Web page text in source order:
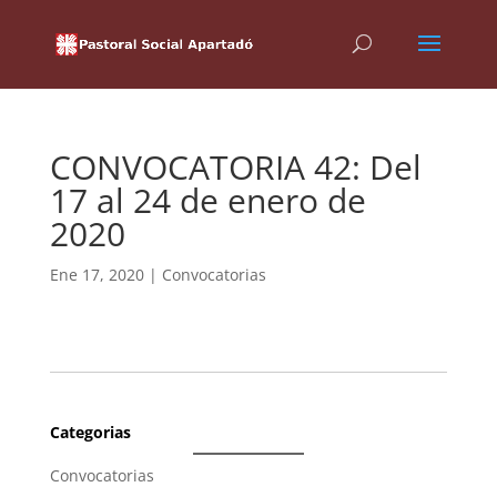
CONVOCATORIA 42: Del
17 al 24 de enero de
2020
Ene 17, 2020| Convocatorias
Categorias
Convocatorias